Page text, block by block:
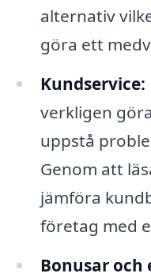
alternativ
göra ett
Kundservice:
verkligen
uppstå
Genom att
jämföra
företag med
Bonusar och